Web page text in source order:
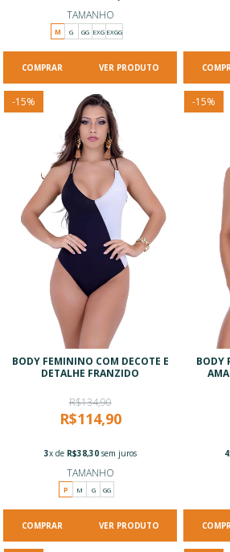
TAMANHO
M G GG EXG EXGG
VER PRODUTO
-15%
BODY FEMININO COM DECOTE E
DETALHE FRANZIDO
R$134,90
R$114,90
3x de R$38,30sem juros
TAMANHO
P M G GG
VER PRODUTO
-15%
BODY
4